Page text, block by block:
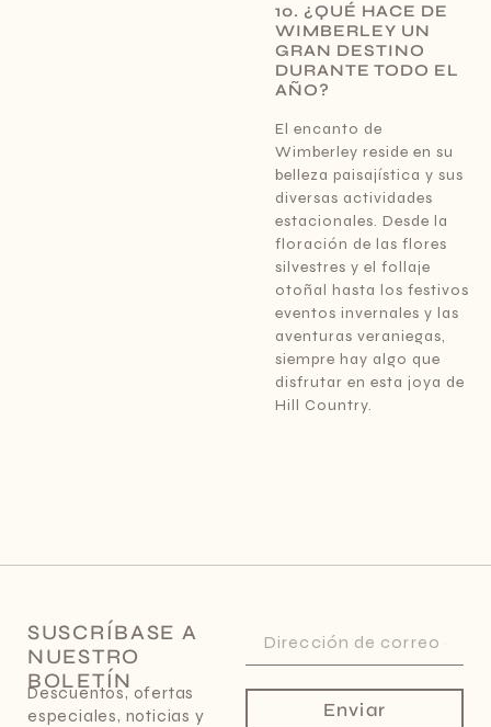
10. ¿QUÉ HACE DE
WIMBERLEY UN
GRAN DESTINO
DURANTE TODO EL
AÑO?
El encanto de
Wimberley reside en su
belleza paisajística y sus
diversas actividades
estacionales. Desde la
floración de las flores
silvestres y el follaje
otoñal hasta los festivos
eventos invernales y las
aventuras veraniegas,
siempre hay algo que
disfrutar en esta joya de
Hill Country.
SUSCRÍBASE A
NUESTRO
BOLETÍN
Descuentos, ofertas
especiales, noticias y
Enviar